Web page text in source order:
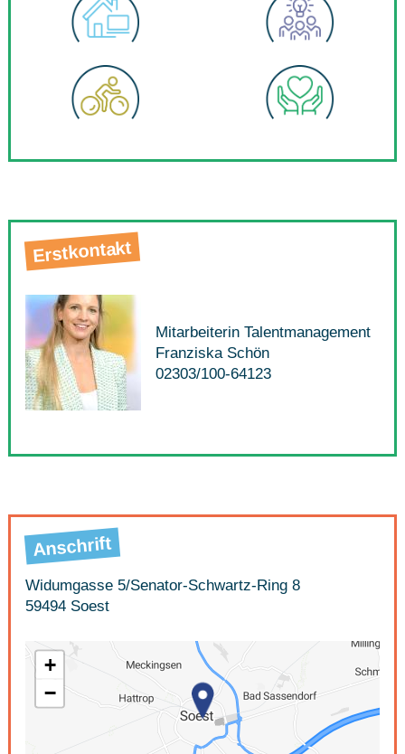
Erstkontakt
Mitarbeiterin Talentmanagement
Franziska Schön
02303/100-64123
Anschrift
Widumgasse 5/Senator-Schwartz-Ring 8
59494 Soest